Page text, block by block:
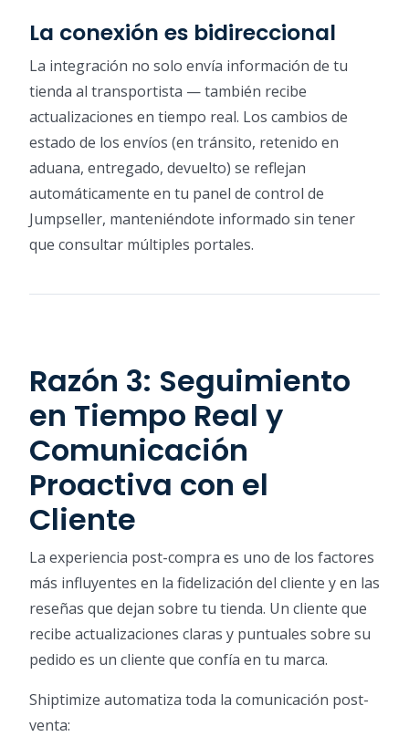
La conexión es bidireccional
La integración no solo envía información de tu
tienda al transportista — también recibe
actualizaciones en tiempo real. Los cambios de
estado de los envíos (en tránsito, retenido en
aduana, entregado, devuelto) se reflejan
automáticamente en tu panel de control de
Jumpseller, manteniéndote informado sin tener
que consultar múltiples portales.
Razón 3: Seguimiento
en Tiempo Real y
Comunicación
Proactiva con el
Cliente
La experiencia post-compra es uno de los factores
más influyentes en la fidelización del cliente y en las
reseñas que dejan sobre tu tienda. Un cliente que
recibe actualizaciones claras y puntuales sobre su
pedido es un cliente que confía en tu marca.
Shiptimize automatiza toda la comunicación post-
venta: